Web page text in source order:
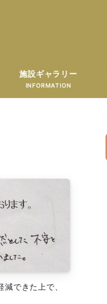
施設ギャラリー
INFORMATION
できた上で、